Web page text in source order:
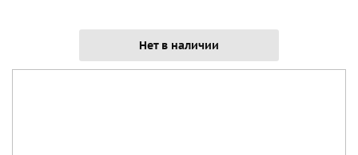
Нет в наличии